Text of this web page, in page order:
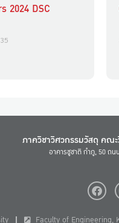
2024 DSC
ภาควิชาวิศวกรรมวัสดุ คณ
อาคารชูชาติ กำภู, 50 ถน
Faculty of Engineering,